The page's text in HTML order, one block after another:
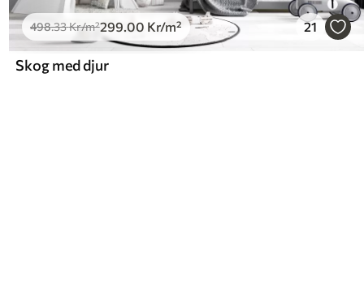
498.33Kr/m²299 .00 Kr/m² 21
Skog med djur